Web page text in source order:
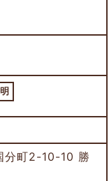
分町2-10-10 勝